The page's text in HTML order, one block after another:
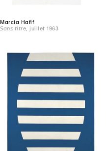
Marcia Hafif
Sans titre , juillet 1963